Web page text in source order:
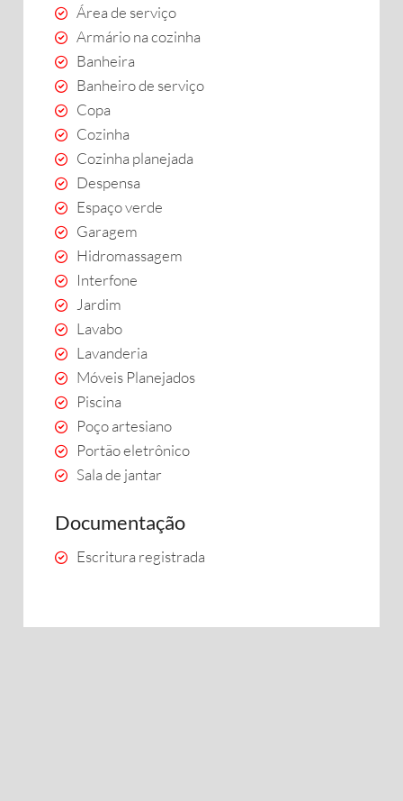
Área de serviço
Armário na cozinha
Banheira
Banheiro de serviço
Copa
Cozinha
Cozinha planejada
Despensa
Espaço verde
Garagem
Hidromassagem
Interfone
Jardim
Lavabo
Lavanderia
Móveis Planejados
Piscina
Poço artesiano
Portão eletrônico
Sala de jantar
Documentação
Escritura registrada